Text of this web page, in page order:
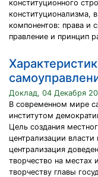
конституционного
конституционализма,
компонентов: права и
правление и принцип
Доклад, 04 Декабря
В современном мире
институтом
Цель создания
централизации власти
централизация
творчество на местах
творчеству главы